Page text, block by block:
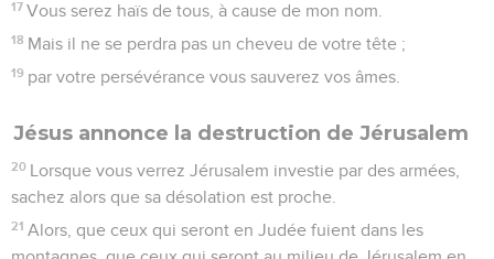
17 Vous serez haïs de tous, à cause de mon nom.
18 Mais il ne se perdra pas un cheveu de votre tête ;
19 par votre persévérance vous sauverez vos âmes.
Jésus annonce la destruction de Jérusalem
20 Lorsque vous verrez Jérusalem investie par des armées,
sachez alors que sa désolation est proche.
21 Alors, que ceux qui seront en Judée fuient dans les